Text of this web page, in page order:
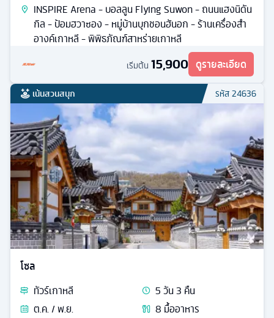
INSPIRE Arena - บอลลูน Flying Suwon - ถนนแฮงนิดัน
กิล - ป้อมฮวาซอง - หมู่บ้านบุกชอนฮันอก - ร้านเครื่องสำ
อางค์เกาหลี - พิพิธภัณฑ์สาหร่ายเกาหลี
เริ่มต้น 15,900 ดูรายละเอียด
เน้นสวนสนุก รหัส24636
โซล
ทัวร์เกาหลี 5วัน3 คืน
ต.ค. / พ.ย.
8 มื้ออาหาร